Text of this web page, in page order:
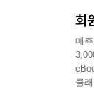
……
돈
부
“
현
‘총
회
매
클